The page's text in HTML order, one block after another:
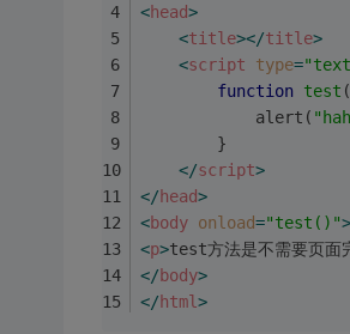
<head>
<title></title>
<script type=
function test (
            alert(
        }
</script>
</head>
<body onload="test()">
<p>test方法是不需要页面
</body>
</html>